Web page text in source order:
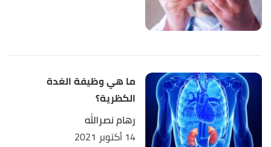
ما هي وظيفة الغدة
الكظرية؟
رهام نصرالله
14 أكتوبر 2021